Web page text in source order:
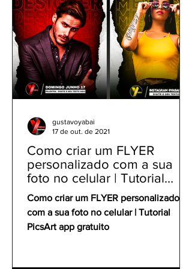
Como criar um FLYER
personalizado com a sua
foto no celular | Tutorial
PicsArt app gratuito
Como criar um FLYER personalizado
com a sua foto no celular | Tutorial
PicsArt app gratuito
gustavoyabai
17 de out. de 2021